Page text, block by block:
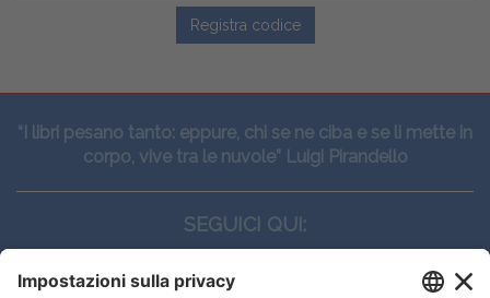
Registra codice
“I libri pesano tanto: eppure, chi se ne ciba e se li mette in
corpo, vive tra le nuvole” Luigi Pirandello
SEGUICI QUI: